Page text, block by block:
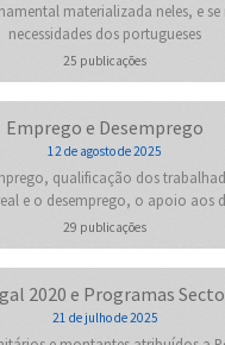
materializada neles, e se
necessidades dos portugueses
25 publicações
Emprego e Desemprego
12 de agosto de 2025
qualificação dos
e o desemprego, o apoio aos
29 publicações
2020 e Programas
21 de julho de 2025